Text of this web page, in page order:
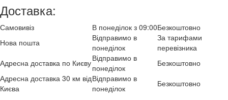
Доставка:
Самовивіз В понеділок з 09:00Безкоштовно
Нова пошта
Відправимо в
понеділок
За тарифами
перевізника
Адресна доставка по КиєвуВідправимо в
понеділок
Безкоштовно
Адресна доставка 30 км від
Києва
Відправимо в
понеділок
Безкоштовно